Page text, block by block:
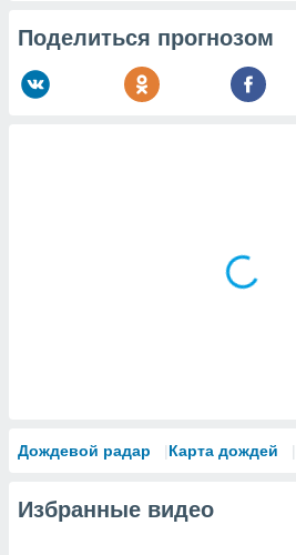
Поделиться прогнозом
Дождевой радар Карта дождей
Избранные видео